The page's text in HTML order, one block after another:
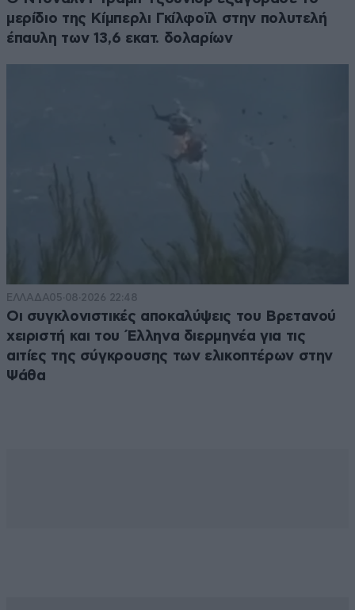
μερίδιο της Κίμπερλι Γκίλφοϊλ στην πολυτελή
έπαυλη των 13,6 εκατ. δολαρίων
ΕΛΛΑΔΑ05·08·2026 22:48
Οι συγκλονιστικές αποκαλύψεις του Βρετανού
χειριστή και του Έλληνα διερμηνέα για τις
αιτίες της σύγκρουσης των ελικοπτέρων στην
Ψάθα